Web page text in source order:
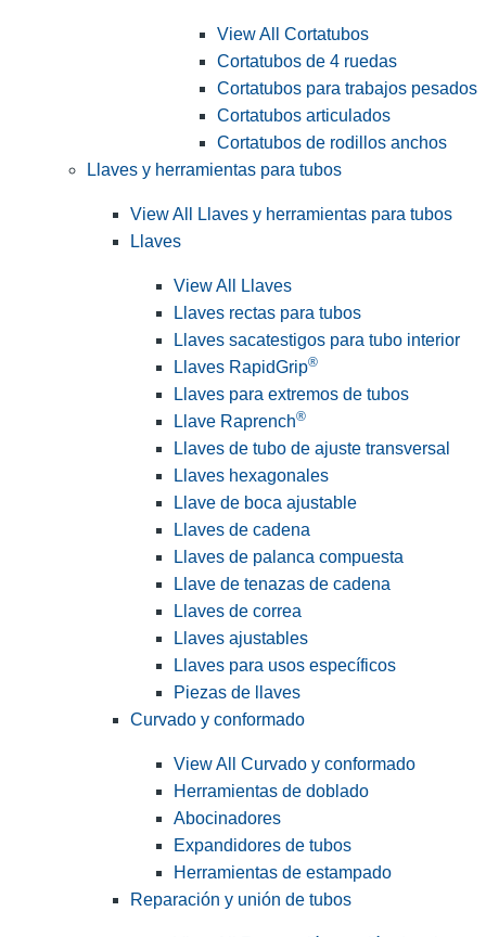
View All Cortatubos
Cortatubos de 4 ruedas
Cortatubos para trabajos pesados
Cortatubos articulados
Cortatubos de rodillos anchos
Llaves y herramientas para tubos
View All Llaves y herramientas para tubos
Llaves
View All Llaves
Llaves rectas para tubos
Llaves sacatestigos para tubo interior
Llaves RapidGrip®
Llaves para extremos de tubos
Llave Raprench®
Llaves de tubo de ajuste transversal
Llaves hexagonales
Llave de boca ajustable
Llaves de cadena
Llaves de palanca compuesta
Llave de tenazas de cadena
Llaves de correa
Llaves ajustables
Llaves para usos específicos
Piezas de llaves
Curvado y conformado
View All Curvado y conformado
Herramientas de doblado
Abocinadores
Expandidores de tubos
Herramientas de estampado
Reparación y unión de tubos